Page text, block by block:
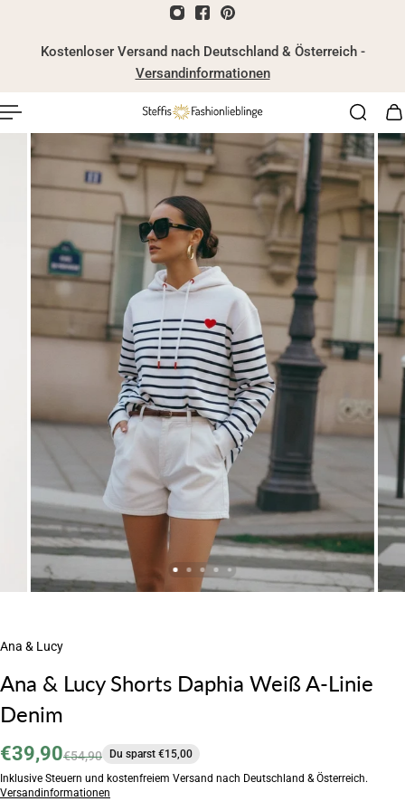
Kostenloser Versand nach Deutschland & Österreich -
Versandinformationen
Ana & Lucy
Ana & Lucy Shorts Daphia Weiß A-Linie
Denim
€39,90€54,90
Du sparst €15,00
Inklusive Steuern und kostenfreiem Versand nach Deutschland & Österreich.
Versandinformationen